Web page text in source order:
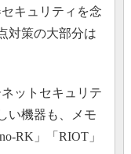
キュリティを念
対策の大部分は
ットセキュリテ
い機器も、メモ
RK」「RIOT」